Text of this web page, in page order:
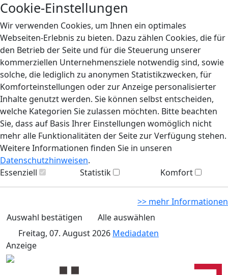
Cookie-Einstellungen
Wir verwenden Cookies, um Ihnen ein optimales
Webseiten-Erlebnis zu bieten. Dazu zählen Cookies, die für
den Betrieb der Seite und für die Steuerung unserer
kommerziellen Unternehmensziele notwendig sind, sowie
solche, die lediglich zu anonymen Statistikzwecken, für
Komforteinstellungen oder zur Anzeige personalisierter
Inhalte genutzt werden. Sie können selbst entscheiden,
welche Kategorien Sie zulassen möchten. Bitte beachten
Sie, dass auf Basis Ihrer Einstellungen womöglich nicht
mehr alle Funktionalitäten der Seite zur Verfügung stehen.
Weitere Informationen finden Sie in unseren
Datenschutzhinweisen.
Essenziell
Statistik Komfort
>> mehr Informationen
Auswahl bestätigen
Alle auswählen
Freitag, 07. August 2026 Mediadaten
Anzeige